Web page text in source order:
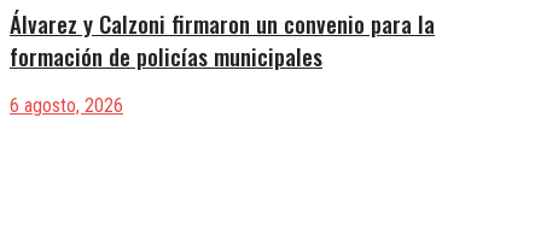
Álvarez y Calzoni firmaron un convenio para la
formación de policías municipales
6 agosto, 2026